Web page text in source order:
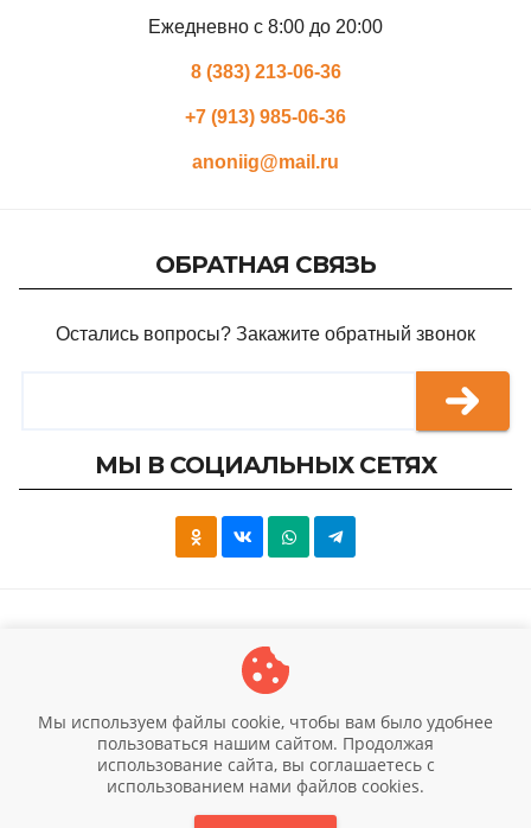
Ежедневно с 8:00 до 20:00
8 (383) 213-06-36
+7 (913) 985-06-36
anoniig@mail.ru
ОБРАТНАЯ СВЯЗЬ
Остались вопросы? Закажите обратный звонок
МЫ В СОЦИАЛЬНЫХ СЕТЯХ
© 2026 Научно-исследовательский Институт
Гипертермии
Вся информация предоставлена для ознакомления и
не является публичной офертой (ст.435 ГК РФ, cт. 437
Мы используем файлы cookie, чтобы вам было удобнее
пользоваться нашим сайтом. Продолжая
использование сайта, вы соглашаетесь c
использованием нами файлов cookies.